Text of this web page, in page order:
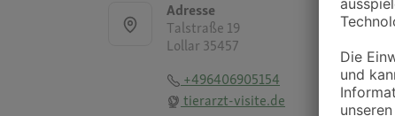
Adresse
Talstraße 19
Lollar 35457
+496406905154
tierarzt-visite.de